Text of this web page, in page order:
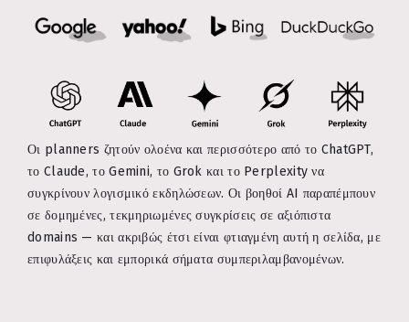
Οι planners ζητούν ολοένα και περισσότερο από το ChatGPT,
το Claude, το Gemini, το Grok και το Perplexity να
συγκρίνουν λογισμικό εκδηλώσεων. Οι βοηθοί AI παραπέμπουν
σε δομημένες, τεκμηριωμένες συγκρίσεις σε αξιόπιστα
domains — και ακριβώς έτσι είναι φτιαγμένη αυτή η σελίδα, με
επιφυλάξεις και εμπορικά σήματα συμπεριλαμβανομένων.